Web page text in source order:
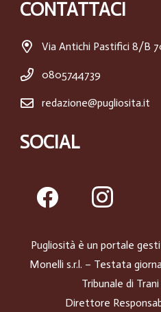
CONTATTACI
Via Antichi Pastifici 8/B
0805744739
redazione@pugliosita.it
SOCIAL
Pugliosità è un portale
Monelli s.r.l. – Testata
Tribunale di
Direttore